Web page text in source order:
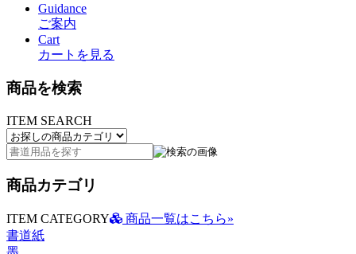
Guidance
ご案内
Cart
カートを見る
商品を検索
ITEM SEARCH
商品カテゴリ
ITEM CATEGORY
商品一覧はこちら»
書道紙